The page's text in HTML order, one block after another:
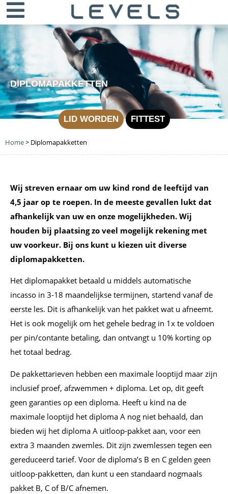
DIPLOMAPAKKETTEN
LID WORDEN FITTEST
Home> Diplomapakketten
Wij streven ernaar om uw kind rond de leeftijd van
4,5 jaar op te roepen. In de meeste gevallen lukt dat
afhankelijk van uw en onze mogelijkheden. Wij
houden bij plaatsing zo veel mogelijk rekening met
uw voorkeur. Bij ons kunt u kiezen uit diverse
diplomapakketten.
Het diplomapakket betaald u middels automatische
incasso in 3-18 maandelijkse termijnen, startend vanaf de
eerste les. Dit is afhankelijk van het pakket wat u afneemt.
Het is ook mogelijk om het gehele bedrag in 1x te voldoen
per pin/contante betaling, dan ontvangt u 10% korting op
het totaal bedrag.
De pakkettarieven hebben een maximale looptijd maar zijn
inclusief proef, afzwemmen + diploma. Let op, dit geeft
geen garanties op een diploma. Heeft u kind na de
maximale looptijd het diploma A nog niet behaald, dan
bieden wij het diploma A uitloop-pakket aan, voor een
extra 3 maanden zwemles. Dit zijn zwemlessen tegen een
gereduceerd tarief. Voor de diploma’s B en C gelden geen
uitloop-pakketten, dan kunt u een standaard nogmaals
pakket B, C of B/C afnemen.